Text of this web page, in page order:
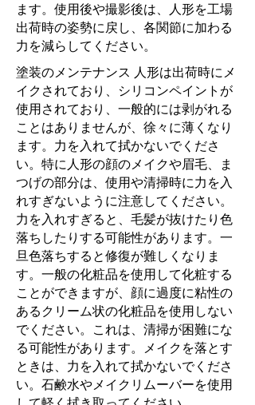
ます。使用後や撮影後は、人形を工場
出荷時の姿勢に戻し、各関節に加わる
力を減らしてください。
塗装のメンテナンス 人形は出荷時にメ
イクされており、シリコンペイントが
使用されており、一般的には剥がれる
ことはありませんが、徐々に薄くなり
ます。力を入れて拭かないでくださ
い。特に人形の顔のメイクや眉毛、ま
つげの部分は、使用や清掃時に力を入
れすぎないように注意してください。
力を入れすぎると、毛髪が抜けたり色
落ちしたりする可能性があります。一
旦色落ちすると修復が難しくなりま
す。一般の化粧品を使用して化粧する
ことができますが、顔に過度に粘性の
あるクリーム状の化粧品を使用しない
でください。これは、清掃が困難にな
る可能性があります。メイクを落とす
ときは、力を入れて拭かないでくださ
い。石鹸水やメイクリムーバーを使用